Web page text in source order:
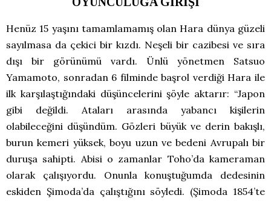
Henüz 15 yaşını tamamlamamış olan Hara dünya güzeli
sayılmasa da çekici bir kızdı. Neşeli bir cazibesi ve sıra
dışı bir görünümü vardı. Ünlü yönetmen Satsuo
Yamamoto, sonradan 6 filminde başrol verdiği Hara ile
ilk karşılaştığındaki düşüncelerini şöyle aktarır: “Japon
gibi değildi. Ataları arasında yabancı kişilerin
olabileceğini düşündüm. Gözleri büyük ve derin bakışlı,
burun kemeri yüksek, boyu uzun ve bedeni Avrupalı bir
duruşa sahipti. Abisi o zamanlar Toho’da kameraman
olarak çalışıyordu. Onunla konuştuğumda dedesinin
eskiden Şimoda’da çalıştığını söyledi. (Şimoda 1854’te